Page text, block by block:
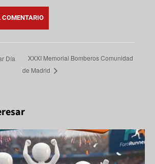
Día
XXXI Memorial Bomberos Comunidad
de Madrid